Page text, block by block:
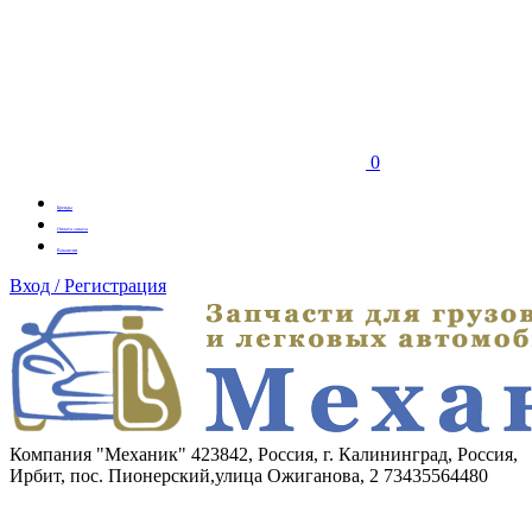
0
Бренды
Оплата заказа
Вакансии
Вход / Регистрация
Компания "Механик" 423842, Россия, г. Калининград, Россия,
Ирбит, пос. Пионерский,улица Ожиганова, 2 73435564480